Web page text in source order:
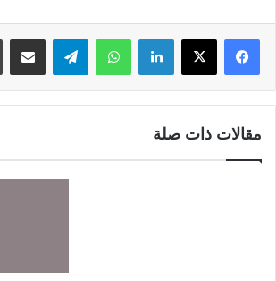
لينكدإن واتساب
مقالات ذات صلة